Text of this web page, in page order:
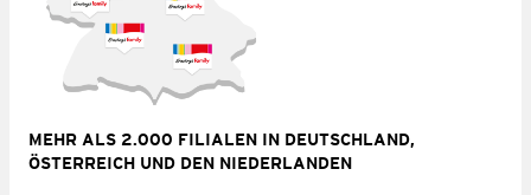
MEHR ALS 2.000 FILIALEN IN DEUTSCHLAND,
ÖSTERREICH UND DEN NIEDERLANDEN